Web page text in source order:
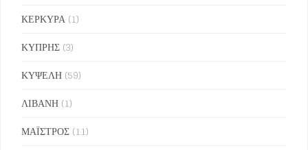
ΚΕΡΚΥΡΑ (1)
ΚΥΠΡΗΣ (3)
ΚΥΨΕΛΗ (59)
ΛΙΒΑΝΗ (1)
ΜΑΪΣΤΡΟΣ (11)